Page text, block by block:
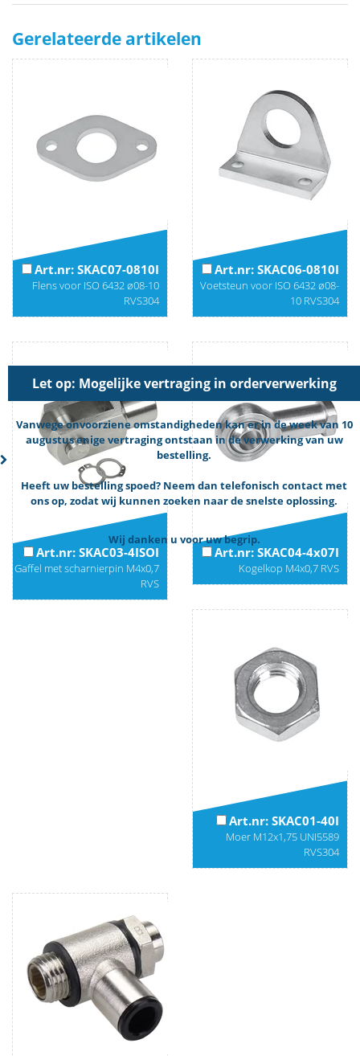
Let op: Mogelijke vertraging in orderverwerking
Vanwege onvoorziene omstandigheden kan er in de week van 10
augustus enige vertraging ontstaan in de verwerking van uw
bestelling.
Heeft uw bestelling spoed? Neem dan telefonisch contact met
ons op, zodat wij kunnen zoeken naar de snelste oplossing.
Wij danken u voor uw begrip.
Gerelateerde artikelen
Art.nr: SKAC07-0810I
Flens voor ISO 6432 ø08-10
RVS304
Art.nr: SKAC06-0810I
Voetsteun voor ISO 6432 ø08-
10 RVS304
Art.nr: SKAC03-4ISOI
Gaffel met scharnierpin M4x0,7
RVS
Art.nr: SKAC04-4x07I
Kogelkop M4x0,7 RVS
Art.nr: SKAC01-40I
Moer M12x1,75 UNI5589
RVS304